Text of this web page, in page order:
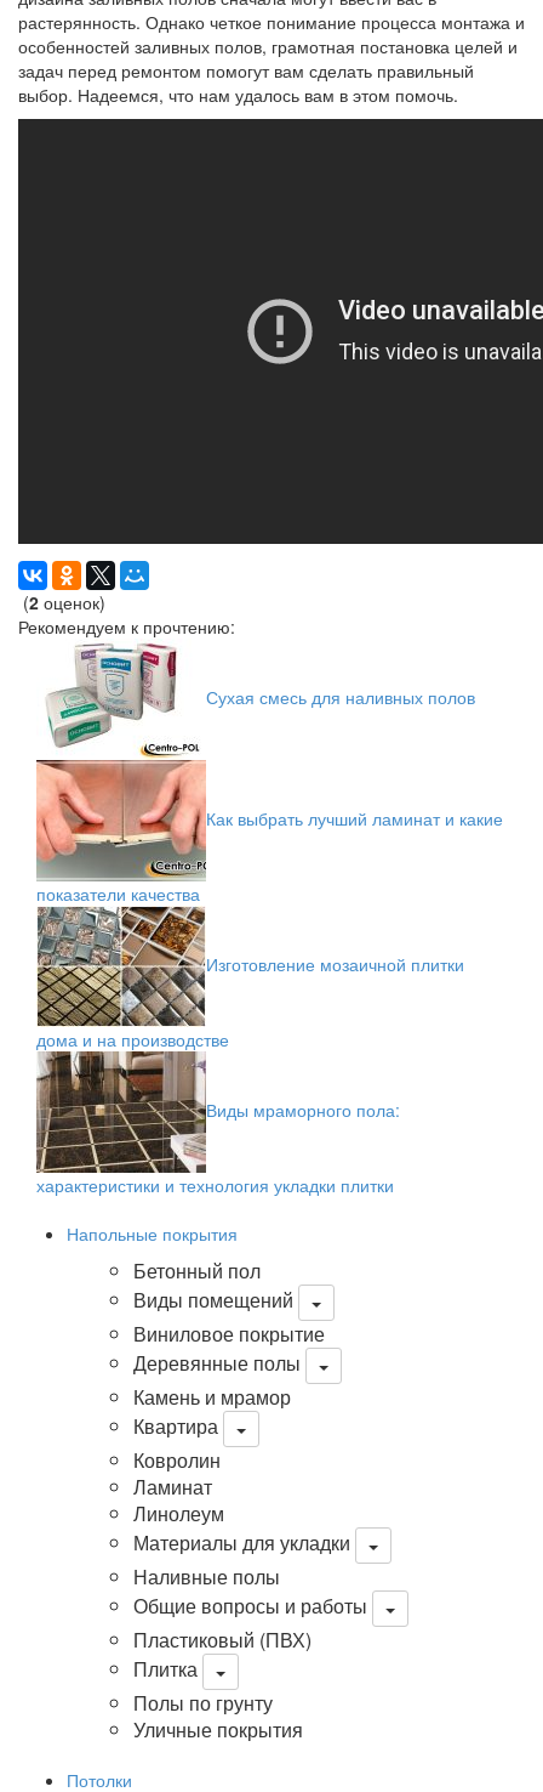
растерянность. Однако четкое понимание процесса монтажа и
особенностей заливных полов, грамотная постановка целей и
задач перед ремонтом помогут вам сделать правильный
выбор. Надеемся, что нам удалось вам в этом помочь.
(2 оценок)
Рекомендуем к прочтению:
Сухая смесь для наливных полов
Как выбрать лучший ламинат и какие
показатели качества
Изготовление мозаичной плитки
дома и на производстве
Виды мраморного пола:
характеристики и технология укладки плитки
Напольные покрытия
Бетонный пол
Виды помещений
Виниловое покрытие
Деревянные полы
Камень и мрамор
Квартира
Ковролин
Ламинат
Линолеум
Материалы для укладки
Наливные полы
Общие вопросы и работы
Пластиковый (ПВХ)
Плитка
Полы по грунту
Уличные покрытия
Потолки